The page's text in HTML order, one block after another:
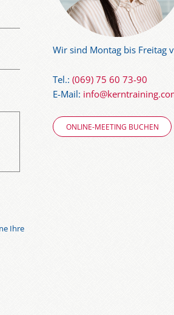
Ihre
Wir sind Montag bis Freitag
Tel.: (069) 75 60 73-90
E-Mail:
ONLINE-MEETING BUCHEN